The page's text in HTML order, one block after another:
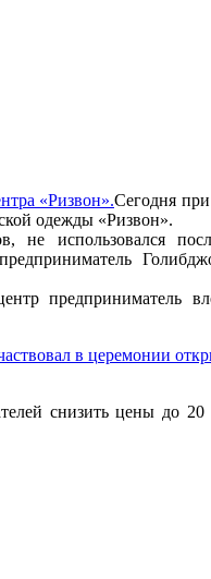
Сегодня
одежды «Ризвон».
не использовался
предприниматель
снизить цены до